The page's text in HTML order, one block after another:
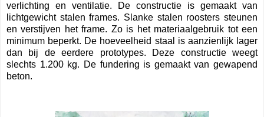
verlichting en ventilatie.
De constructie is gemaakt van
lichtgewicht stalen frames. Slanke stalen roosters steunen
en verstijven het frame. Zo is het materiaalgebruik tot een
minimum beperkt. De hoeveelheid staal is aanzienlijk lager
dan bij de eerdere prototypes. Deze constructie weegt
slechts 1.200 kg. De fundering is gemaakt van gewapend
beton.